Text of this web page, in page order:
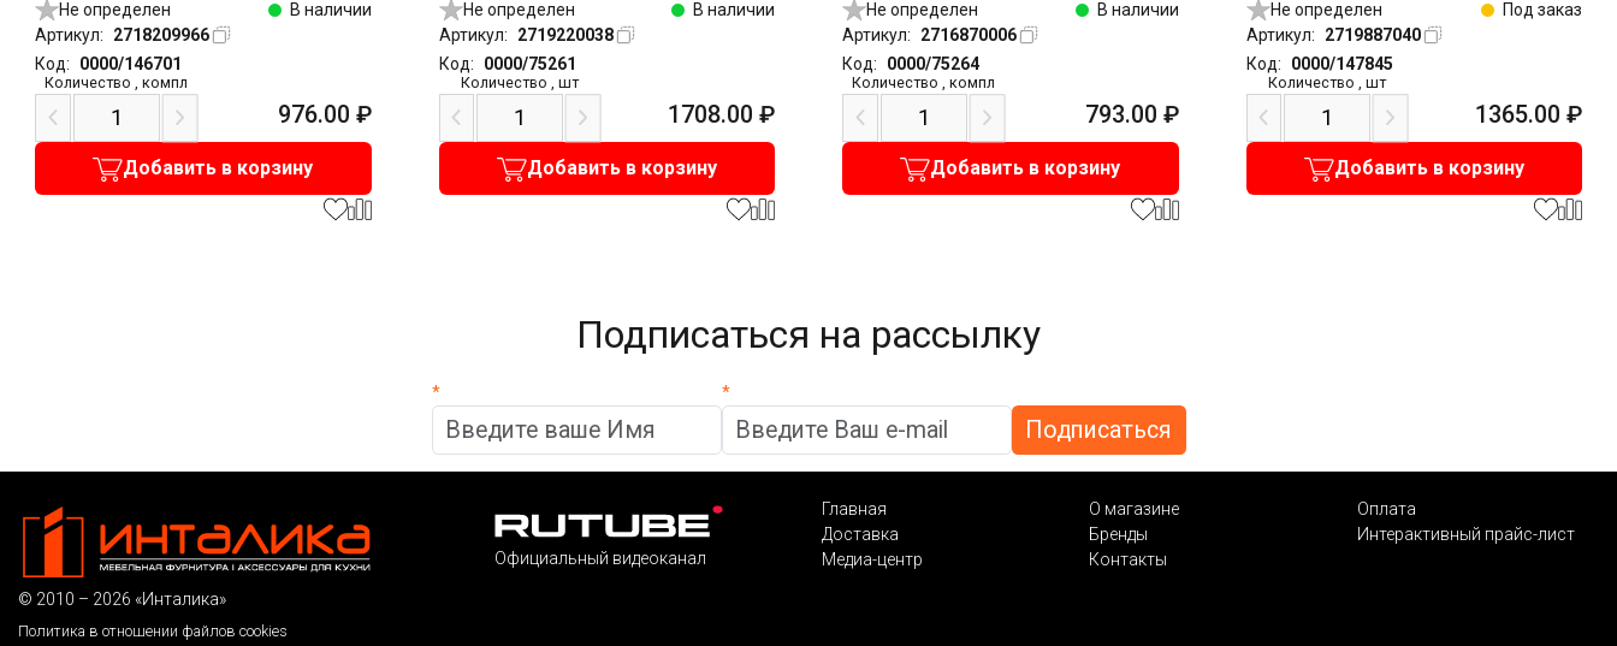
Не определен
В наличии
Артикул:
2718209966
Код:
0000/146701
Количество ,компл
976.00 ₽
Добавить в корзину
FreeSlide, алюминий
Не определен
В наличии
Артикул:
2719220038
Код:
0000/75261
Количество ,шт
1708.00 ₽
Добавить в корзину
ФриСвинг / FreeSwing, ФриСлайд /
FreeSlide, 20мм, никель
Не определен
В наличии
Артикул:
2716870006
Код:
0000/75264
Количество ,компл
793.00 ₽
Добавить в корзину
Не определен
Под заказ
Артикул:
2719887040
Код:
0000/147845
Количество ,шт
1365.00 ₽
Добавить в корзину
Подписаться на рассылку
* *
© 2010 – 2026 «Инталика»
Политика в отношении файлов cookies
Официальный видеоканал
Главная О магазине
Оплата
Доставка
Бренды
Интерактивный прайс-лист
Медиа-центр
Контакты